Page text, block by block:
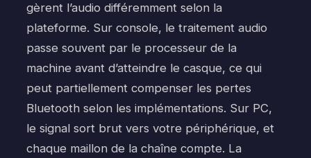
gèrent l’audio différemment selon la
plateforme. Sur console, le traitement audio
passe souvent par le processeur de la
machine avant d’atteindre le casque, ce qui
peut partiellement compenser les pertes
Bluetooth selon les implémentations. Sur PC,
le signal sort brut vers votre périphérique, et
chaque maillon de la chaîne compte. La